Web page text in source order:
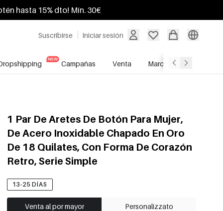
hasta 15% dto! Mín. 30€
Suscribirse Iniciar sesión
Campañas Venta Marcas
1 Par De Aretes De Botón Para Mujer,
De Acero Inoxidable Chapado En Oro
De 18 Quilates, Con Forma De Corazón
Retro, Serie Simple
13-25 DÍAS
Venta al por mayor Personalizzato